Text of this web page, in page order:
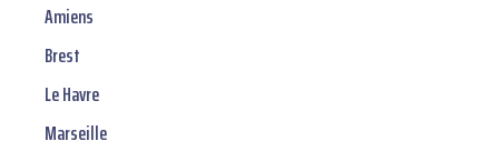
Amiens
Brest
Le Havre
Marseille